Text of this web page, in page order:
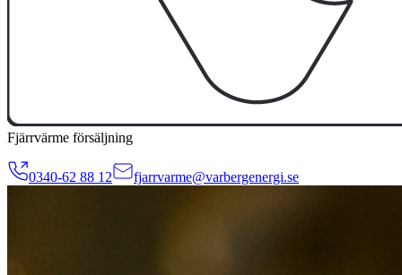
Fjärrvärme försäljning
0340-62 88 12 fjarrvarme@varbergenergi.se